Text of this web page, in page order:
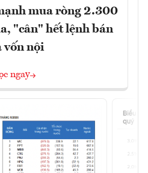
mua ròng 2.300
"cân" hết lệnh bán
vốn nội
ngay